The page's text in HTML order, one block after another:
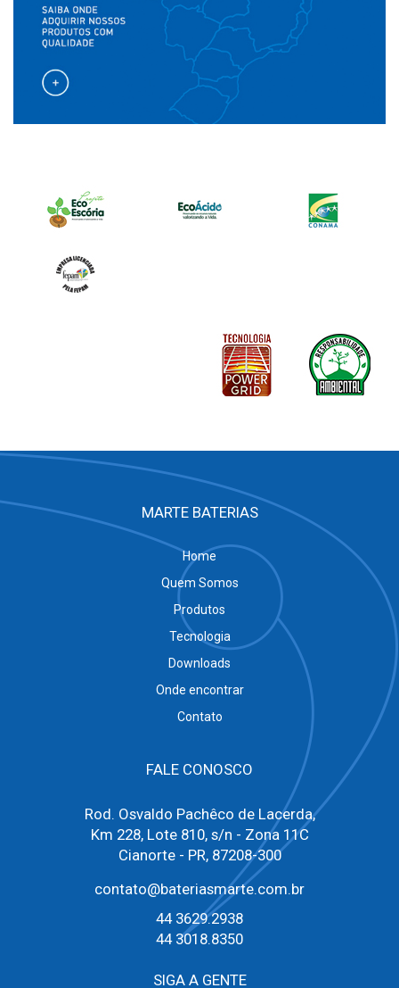
MARTE BATERIAS
Home
Quem Somos
Produtos
Tecnologia
Downloads
Onde encontrar
Contato
FALE CONOSCO
Rod. Osvaldo Pachêco de Lacerda,
Km 228, Lote 810, s/n - Zona 11C
Cianorte - PR, 87208-300
contato@bateriasmarte.com.br
44 3629.2938
44 3018.8350
SIGA A GENTE